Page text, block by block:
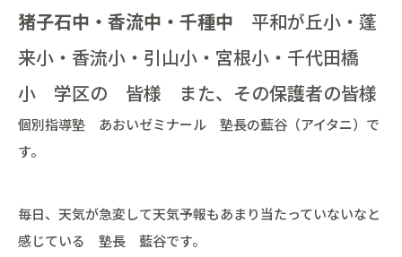
猪子石中・香流中・千種中 平和が丘小・蓬
来小・香流小・引山小・宮根小・千代田橋
小 学区の 皆様 また、その保護者の皆様
個別指導塾 あおいゼミナール 塾長の藍谷（アイタニ）で
す。
毎日、天気が急変して天気予報もあまり当たっていないなと
感じている 塾長 藍谷です。